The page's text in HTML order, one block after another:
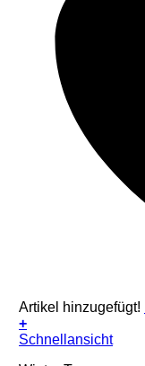
Artikel hinzugefügt!
+
Schnellansicht